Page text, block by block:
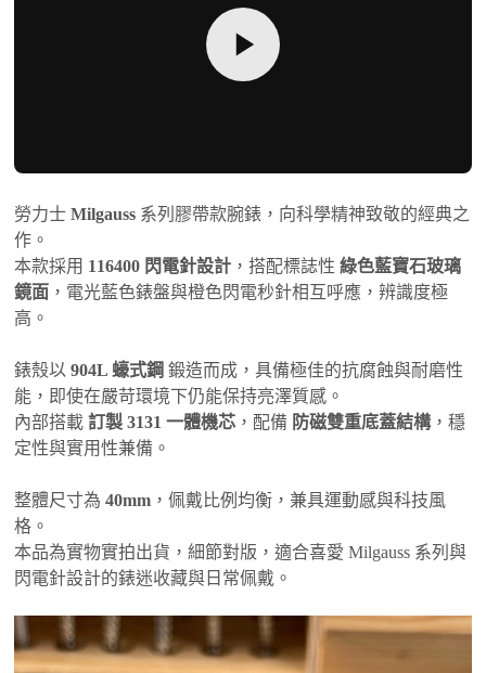
勞力士Milgauss 系列膠帶款腕錶，向科學精神致敬的經典之
作。
本款採用 116400 閃電針設計 ，搭配標誌性綠色藍寶石玻璃
鏡面 ，電光藍色錶盤與橙色閃電秒針相互呼應，辨識度極
高。
錶殼以904L 蠔式鋼 鍛造而成，具備極佳的抗腐蝕與耐磨性
能，即使在嚴苛環境下仍能保持亮澤質感。
內部搭載訂製 3131 一體機芯 ，配備 防磁雙重底蓋結構，穩
定性與實用性兼備。
整體尺寸為40mm ，佩戴比例均衡，兼具運動感與科技風
格。
本品為實物實拍出貨，細節對版，適合喜愛 Milgauss 系列與
閃電針設計的錶迷收藏與日常佩戴。